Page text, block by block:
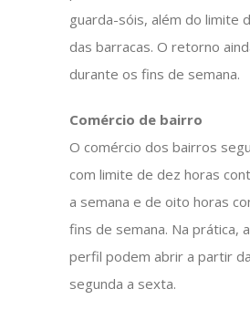
guarda-sóis, além do limite
das barracas. O retorno
durante os fins de semana.
Comércio de bairro
O comércio dos bairros
com limite de dez horas
a semana e de oito horas
fins de semana. Na prática,
perfil podem abrir a partir
segunda a sexta.